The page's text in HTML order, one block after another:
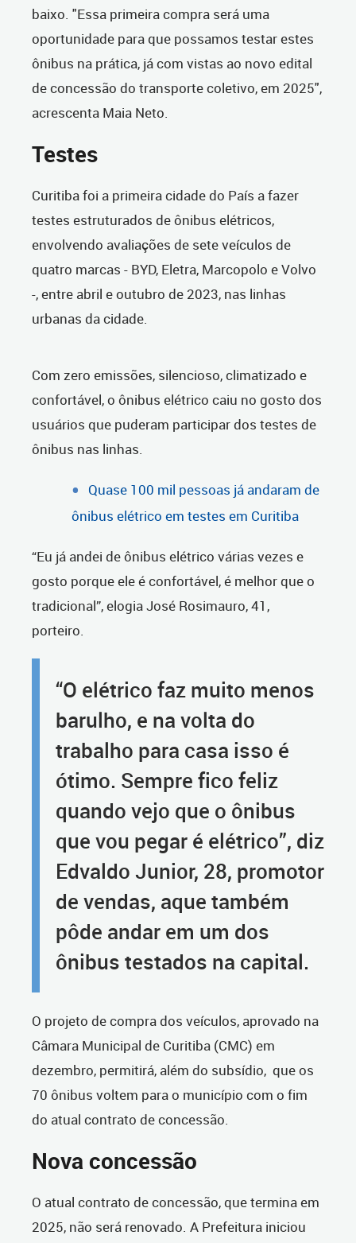
baixo. "Essa primeira compra será uma
oportunidade para que possamos testar estes
ônibus na prática, já com vistas ao novo edital
de concessão do transporte coletivo, em 2025",
acrescenta Maia Neto.
Testes
Curitiba foi a primeira cidade do País a fazer
testes estruturados de ônibus elétricos,
envolvendo avaliações de sete veículos de
quatro marcas - BYD, Eletra, Marcopolo e Volvo
-, entre abril e outubro de 2023, nas linhas
urbanas da cidade.
Com zero emissões, silencioso, climatizado e
confortável, o ônibus elétrico caiu no gosto dos
usuários que puderam participar dos testes de
ônibus nas linhas.
Quase 100 mil pessoas já andaram de
ônibus elétrico em testes em Curitiba
“Eu já andei de ônibus elétrico várias vezes e
gosto porque ele é confortável, é melhor que o
tradicional”, elogia José Rosimauro, 41,
porteiro.
“O elétrico faz muito menos
barulho, e na volta do
trabalho para casa isso é
ótimo. Sempre fico feliz
quando vejo que o ônibus
que vou pegar é elétrico”, diz
Edvaldo Junior, 28, promotor
de vendas, aque também
pôde andar em um dos
ônibus testados na capital.
O projeto de compra dos veículos, aprovado na
Câmara Municipal de Curitiba (CMC) em
dezembro, permitirá, além do subsídio, que os
70 ônibus voltem para o município com o fim
do atual contrato de concessão.
Nova concessão
O atual contrato de concessão, que termina em
2025, não será renovado. A Prefeitura iniciou